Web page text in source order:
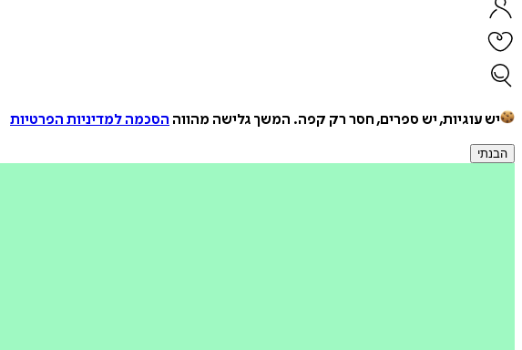
יש עוגיות, יש ספרים, חסר רק קפה. המשך גלישה מהווה הסכמה למדיניות הפרטיות
הבנתי